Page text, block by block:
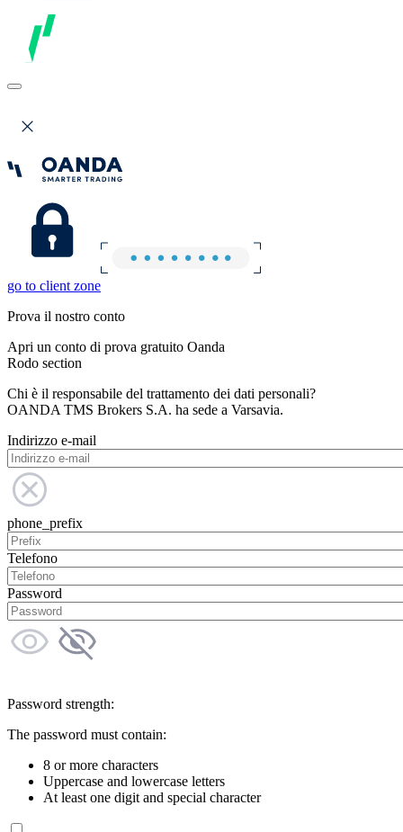
go to client zone
Prova il nostro conto
Apri un conto di prova gratuito Oanda
Rodo section
Chi è il responsabile del trattamento dei dati personali?
OANDA TMS Brokers S.A. ha sede a Varsavia.
Indirizzo e-mail
phone_prefix
Telefono
Password
Password strength:
The password must contain:
8 or more characters
Uppercase and lowercase letters
At least one digit and special character